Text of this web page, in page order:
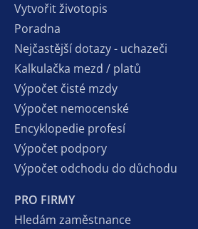
Vytvořit životopis
Poradna
Nejčastější dotazy - uchazeči
Kalkulačka mezd / platů
Výpočet čisté mzdy
Výpočet nemocenské
Encyklopedie profesí
Výpočet podpory
Výpočet odchodu do důchodu
PRO FIRMY
Hledám zaměstnance